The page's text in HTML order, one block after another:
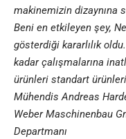
makinemizin dizaynına
Beni en etkileyen şey,
gösterdiği kararlılık
kadar çalışmalarına
ürünleri standart ürünleri
Mühendis Andreas
Weber Maschinenbau
Departmanı